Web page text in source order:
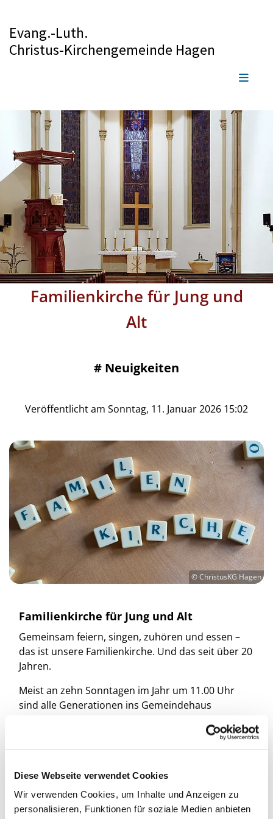
Diese Webseite verwendet Cookies
Wir verwenden Cookies, um Inhalte und Anzeigen zu
personalisieren, Funktionen für soziale Medien anbieten
Evang.-Luth.
Christus-Kirchengemeinde Hagen
Familienkirche für Jung und
Alt
# Neuigkeiten
Veröffentlicht am Sonntag, 11. Januar 2026 15:02
© ChristusKG Hagen
Familienkirche für Jung und Alt
Gemeinsam feiern, singen, zuhören und essen –
das ist unsere Familienkirche. Und das seit über 20
Jahren.
Meist an zehn Sonntagen im Jahr um 11.00 Uhr
sind alle Generationen ins Gemeindehaus
Paare und Einzelne; wir freuen uns auf alle, die
kommen.
Mit dabei sind auch die Kinder aus unserem
Kindergarten. Gemeinsam mit ihren Erzieherinnen
und Erziehern singen sie fröhliche Mitmachlieder